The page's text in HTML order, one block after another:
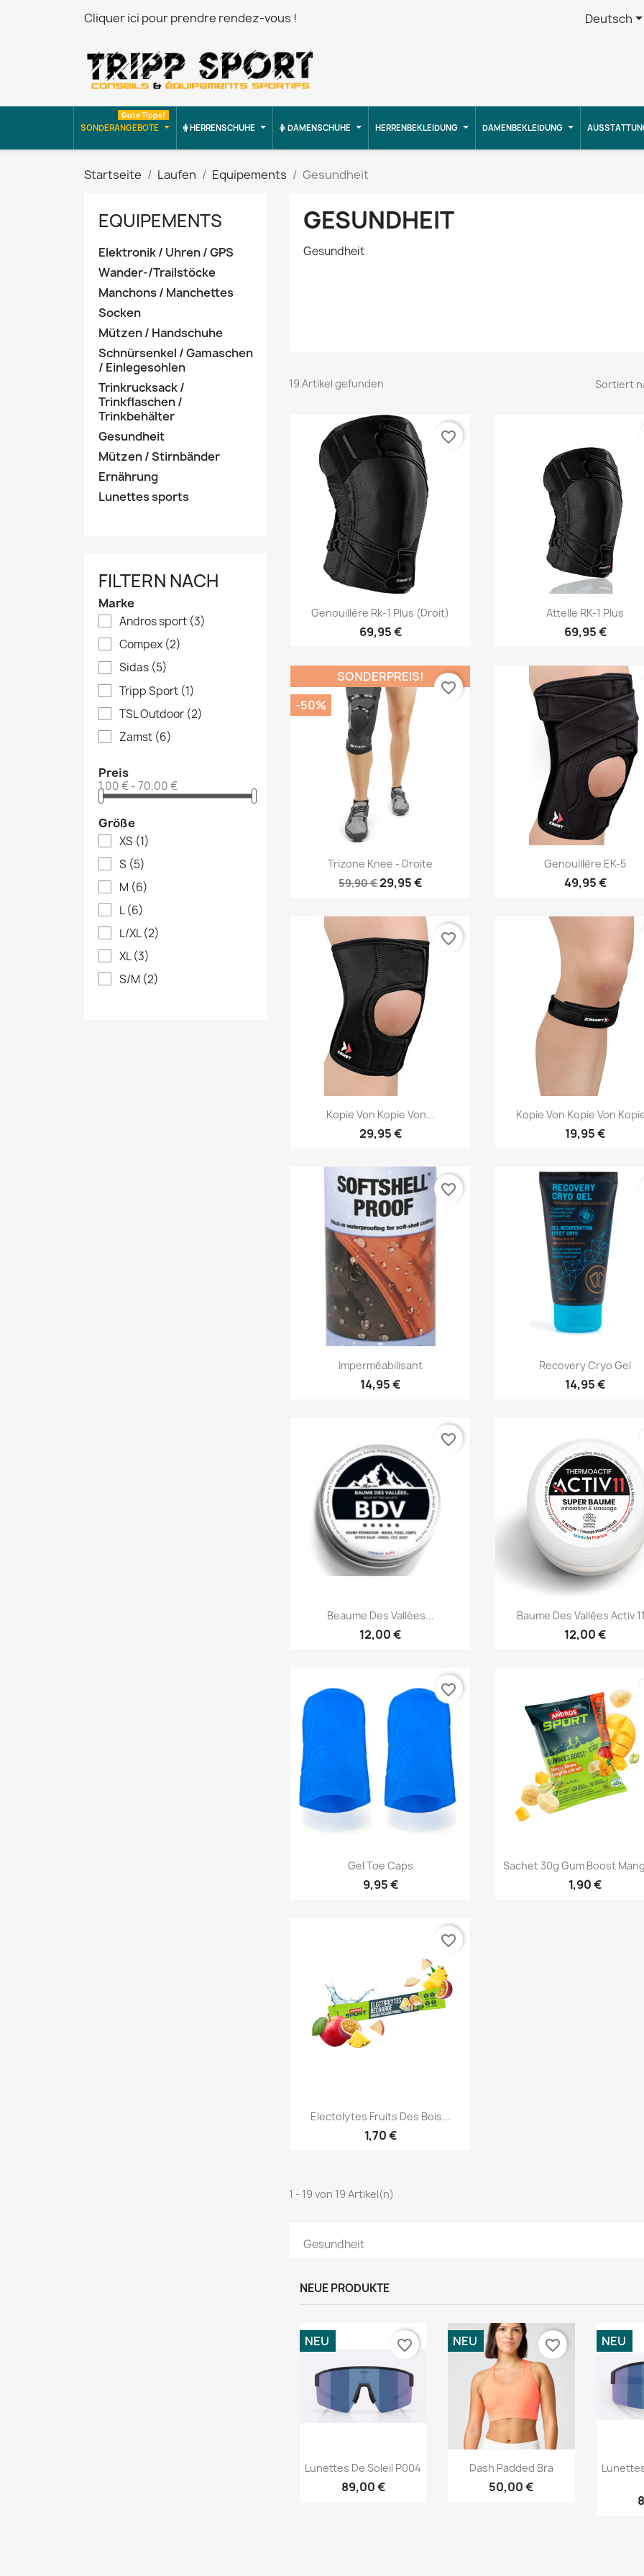
Cliquer ici pour prendre rendez-vous ! Deutsch
SONDERANGEBOTE
Gute Tipps!
HERRENSCHUHE DAMENSCHUHE HERRENBEKLEIDUNG DAMENBEKLEIDUNG
Startseite Laufen Equipements Gesundheit
EQUIPEMENTS
Elektronik / Uhren / GPS
Wander-/Trailstöcke
Manchons / Manchettes
Socken
Mützen / Handschuhe
Schnürsenkel / Gamaschen
/ Einlegesohlen
Trinkrucksack /
Trinkflaschen /
Trinkbehälter
Gesundheit
Mützen / Stirnbänder
Ernährung
Lunettes sports
FILTERN NACH
Marke
Andros sport (3)
Compex (2)
Sidas (5)
Tripp Sport (1)
TSL Outdoor (2)
Zamst (6)
Preis
1,00 € - 70,00 €
Größe
XS (1)
S (5)
M (6)
L(6)
L/XL(2)
XL(3)
S/M (2)
GESUNDHEIT
Gesundheit
19 Artikel gefunden Sortiert
Vorschau
Genouillère Rk-1 Plus (droit)
69,95 €
favorite_border
Vorschau
Attelle RK-1 Plus
69,95 €
Vorschau
Trizone Knee - Droite
59,90 €29,95 €
SONDERPREIS!
-50%
favorite_border
Vorschau
Genouillère EK-5
49,95 €
Vorschau
Kopie Von Kopie Von...
29,95 €
favorite_border
 Vorschau
Kopie Von Kopie Von
19,95 €
Vorschau
Imperméabilisant
14,95 €
favorite_border
Vorschau
Recovery Cryo Gel
14,95 €
Vorschau
Beaume Des Vallées...
12,00 €
favorite_border
Vorschau
Baume Des Vallées Activ
12,00 €
Vorschau
Gel Toe Caps
9,95 €
favorite_border
Vorschau
Sachet 30g Gum Boost
1,90 €
Vorschau
Electolytes Fruits Des Bois...
1,70 €
favorite_border
1 - 19 von 19 Artikel(n)
Gesundheit
NEUE PRODUKTE
Vorschau
Lunettes De Soleil P004
89,00 €
NEU favorite_border
Vorschau
Dash Padded Bra
50,00 €
NEU favorite_border

NEU